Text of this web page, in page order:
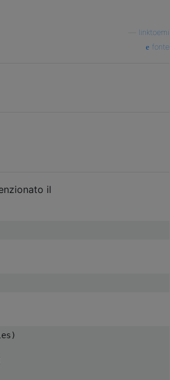
linktoemi
fonte
il
)